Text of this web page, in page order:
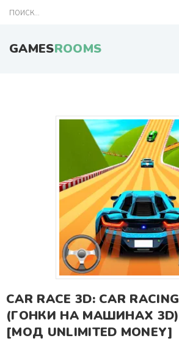
GAMESROOMS
CAR RACE 3D: CAR RACING
(ГОНКИ НА МАШИНАХ 3D)
[МОД UNLIMITED MONEY]